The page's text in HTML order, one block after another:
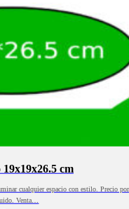
cm
cualquier espacio con estilo. Precio por
Venta…